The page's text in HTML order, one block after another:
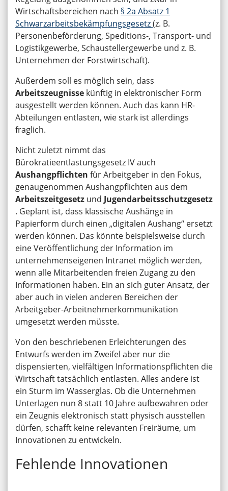
Wirtschaftsbereichen nach § 2a Absatz 1
Schwarzarbeitsbekämpfungsgesetz(z. B.
Personenbeförderung, Speditions-, Transport- und
Logistikgewerbe, Schaustellergewerbe und z. B.
Unternehmen der Forstwirtschaft).
Außerdem soll es möglich sein, dass
Arbeitszeugnisse künftig in elektronischer Form
ausgestellt werden können. Auch das kann HR-
Abteilungen entlasten, wie stark ist allerdings
fraglich.
Nicht zuletzt nimmt das
Bürokratieentlastungsgesetz IV auch
Aushangpflichten für Arbeitgeber in den Fokus,
genaugenommen Aushangpflichten aus dem
Arbeitszeitgesetz und Jugendarbeitsschutzgesetz
. Geplant ist, dass klassische Aushänge in
Papierform durch einen „digitalen Aushang“ ersetzt
werden können. Das könnte beispielsweise durch
eine Veröffentlichung der Information im
unternehmenseigenen Intranet möglich werden,
wenn alle Mitarbeitenden freien Zugang zu den
Informationen haben. Ein an sich guter Ansatz, der
aber auch in vielen anderen Bereichen der
Arbeitgeber-Arbeitnehmerkommunikation
umgesetzt werden müsste.
Von den beschriebenen Erleichterungen des
Entwurfs werden im Zweifel aber nur die
dispensierten, vielfältigen Informationspflichten die
Wirtschaft tatsächlich entlasten. Alles andere ist
ein Sturm im Wasserglas. Ob die Unternehmen
Unterlagen nun 8 statt 10 Jahre aufbewahren oder
ein Zeugnis elektronisch statt physisch ausstellen
dürfen, schafft keine relevanten Freiräume, um
Innovationen zu entwickeln.
Fehlende Innovationen